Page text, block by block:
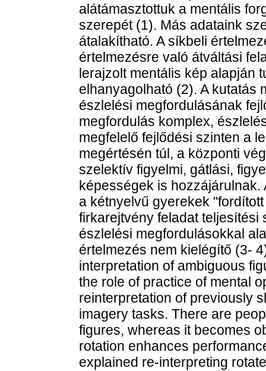
alátámasztottuk a mentális
szerepét (1). Más adataink
átalakítható. A síkbeli
értelmezésre való átváltási
lerajzolt mentális kép alapján
elhanyagolható (2). A kutatás
észlelési megfordulásának
megfordulás komplex,
megfelelő fejlődési szinten a
megértésén túl, a központi
szelektív figyelmi, gátlási,
képességek is
a kétnyelvű gyerekek
firkarejtvény feladat
észlelési megfordulásokkal
értelmezés nem kielégítő (3-
interpretation of ambiguous
the role of practice of mental
reinterpretation of previously
imagery tasks. There are
figures, whereas it becomes
rotation enhances
explained re-interpreting